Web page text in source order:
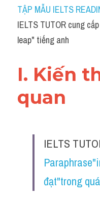
Idiom
Grammar
Word form
Cách dùng từ
Đề thi thật Task 2
Speaking
Writing
TẬP MẪU IELTS
IELTS TUTOR cung
leap" tiếng anh
I. Kiến
quan
đạt"trong